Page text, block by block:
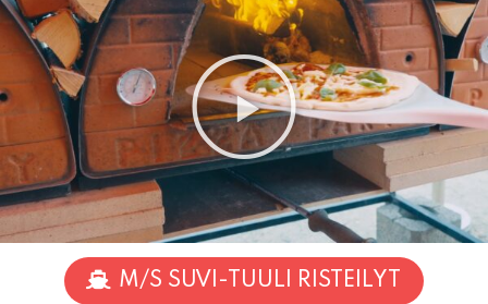
M/S SUVI-TUULI RISTEILYT
PÄÄSYLIPUT
KEIKKABUSSI